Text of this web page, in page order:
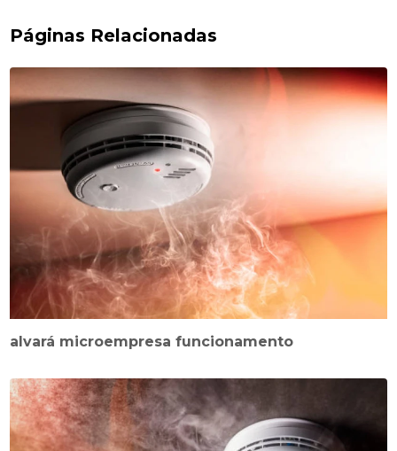
Páginas Relacionadas
alvará microempresa funcionamento